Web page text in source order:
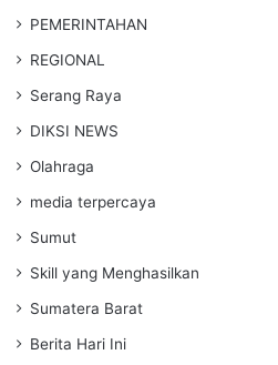
PEMERINTAHAN
REGIONAL
Serang Raya
DIKSI NEWS
Olahraga
media terpercaya
Sumut
Skill yang Menghasilkan
Sumatera Barat
Berita Hari Ini